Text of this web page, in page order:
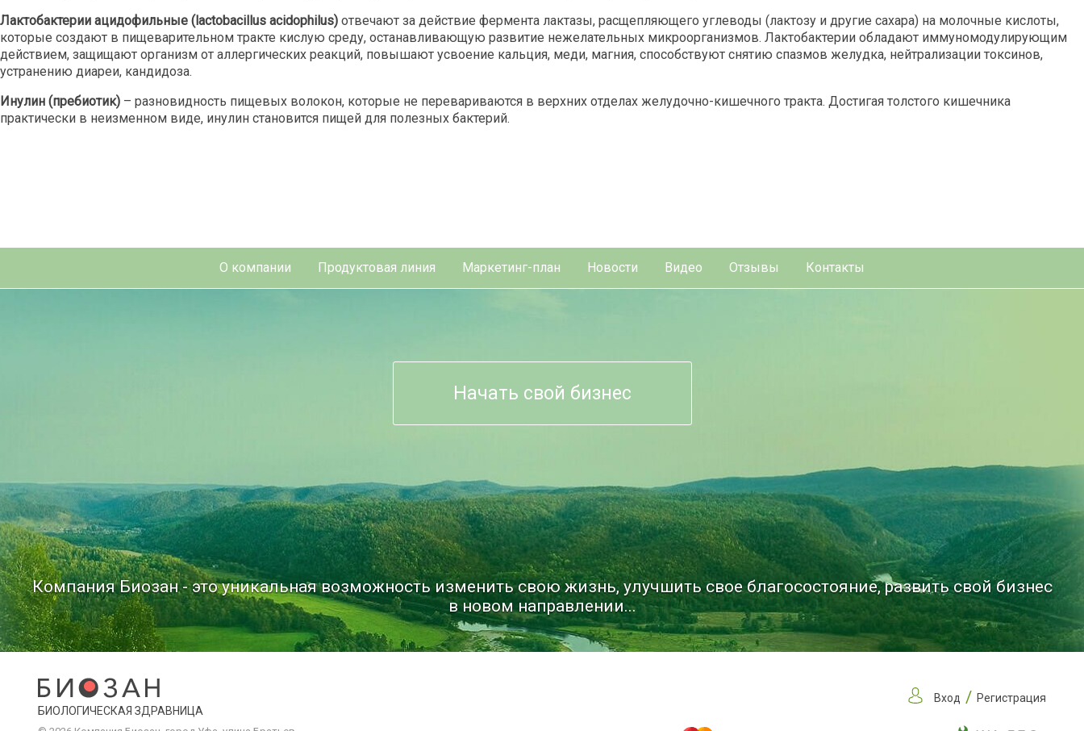
Лактобактерии ацидофильные (lactobacillus acidophilus) отвечают за действие фермента лактазы, расщепляющего углеводы (лактозу и другие сахара) на молочные кислоты,
которые создают в пищеварительном тракте кислую среду, останавливающую развитие нежелательных микроорганизмов. Лактобактерии обладают иммуномодулирующим
действием, защищают организм от аллергических реакций, повышают усвоение кальция, меди, магния, способствуют снятию спазмов желудка, нейтрализации токсинов,
устранению диареи, кандидоза.
Инулин (пребиотик) – разновидность пищевых волокон, которые не перевариваются в верхних отделах желудочно-кишечного тракта. Достигая толстого кишечника
практически в неизменном виде, инулин становится пищей для полезных бактерий.
О компании Продуктовая линия Маркетинг-план Новости Видео Отзывы Контакты
Начать свой бизнес
Компания Биозан - это уникальная возможность изменить свою жизнь, улучшить свое благосостояние, развить свой бизнес
в новом направлении...
БИОЛОГИЧЕСКАЯ ЗДРАВНИЦА
Вход / Регистрация